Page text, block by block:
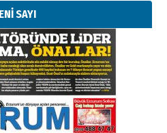
SAYI
ERKON’da
aşağı
şehir, bir
kimin